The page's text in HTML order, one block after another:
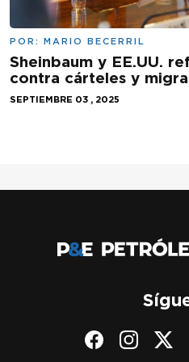
POR: MARIO BECERRIL
Sheinbaum y EE.UU.
contra cárteles y
SEPTIEMBRE 03 , 2025